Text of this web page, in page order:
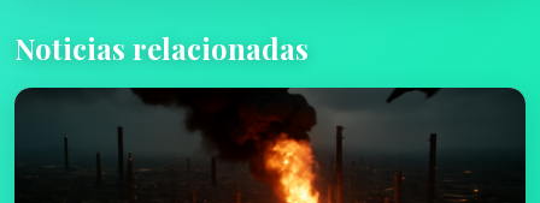
Noticias relacionadas